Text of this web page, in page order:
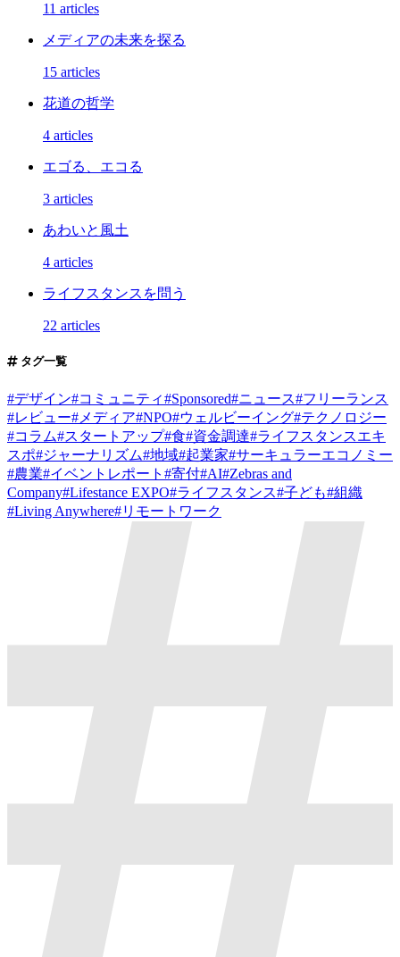
11 articles
メディアの未来を探る
15 articles
花道の哲学
4 articles
エゴる、エコる
3 articles
あわいと風土
4 articles
ライフスタンスを問う
22 articles
タグ一覧
#デザイン#コミュニティ#Sponsored#ニュース#フリーランス
#レビュー# メディア#NPO#ウェルビーイング#テクノロジー
#コラム#スタートアップ#食#資金調達#ライフスタンスエキ
スポ#ジャーナリズム#地域#起業家#サーキュラーエコノミー
#農業#イベントレポート #寄付#AI#Zebras and
Company#Lifestance EXPO#ライフスタンス#子ども#組織
#Living Anywhere#リモートワーク